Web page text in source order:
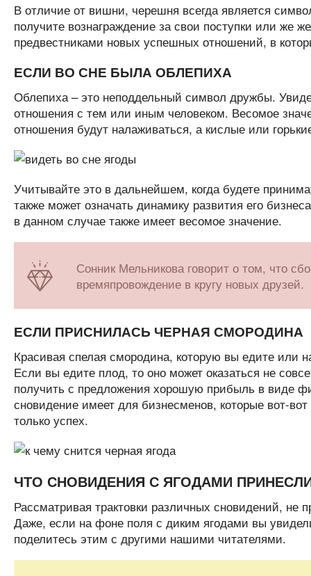
В отличие от вишни, черешня всегда является
получите вознаграждение за свои поступки или же
предвестниками новых успешных отношений, в
ЕСЛИ ВО СНЕ БЫЛА ОБЛЕПИХА
Облепиха – это неподдельный символ дружбы.
отношения с тем или иным человеком. Весомое
отношения будут налаживаться, а кислые или
Учитывайте это в дальнейшем, когда будете
также может означать динамику развития его
в данном случае также имеет весомое значение.
Сонник Мельникова говорит о том, что
времяпровождение в кругу новых друзей.
ЕСЛИ ПРИСНИЛАСЬ ЧЕРНАЯ СМОРОДИНА
Красивая спелая смородина, которую вы едите или
Если вы едите плод, то оно может оказаться не
получить с предложения хорошую прибыль в виде
сновидение имеет для бизнесменов, которые вот-
только успех.
ЧТО СНОВИДЕНИЯ С ЯГОДАМИ
Рассматривая трактовки различных сновидений, не
Даже, если на фоне поля с диким ягодами вы
поделитесь этим с другими нашими читателями.